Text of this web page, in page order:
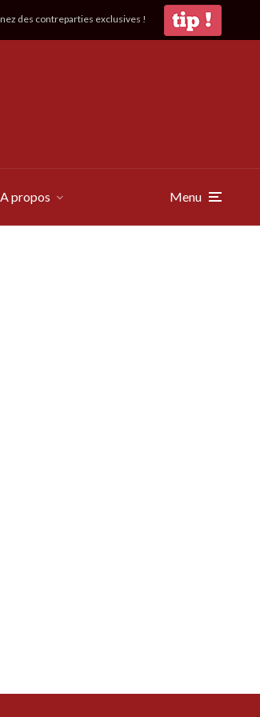
des contreparties exclusives !
A propos Menu